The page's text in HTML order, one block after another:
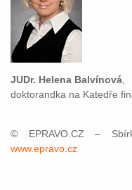
JUDr. Helena Balvínová
doktorandka na Katedře
© EPRAVO.CZ –
www.epravo.cz